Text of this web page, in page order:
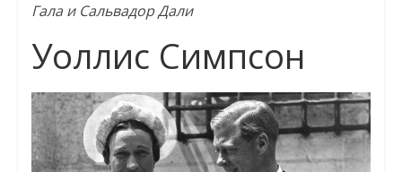
Гала и Сальвадор Дали
Уоллис Симпсон